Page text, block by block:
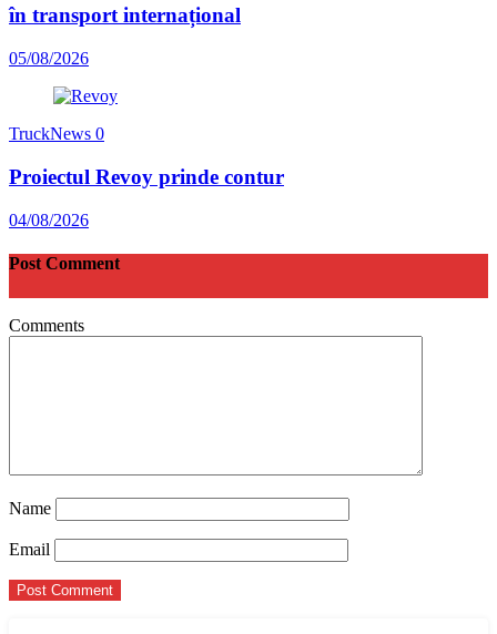
în transport internațional
05/08/2026
TruckNews 0
Proiectul Revoy prinde contur
04/08/2026
Post Comment
Comments
Name
Email